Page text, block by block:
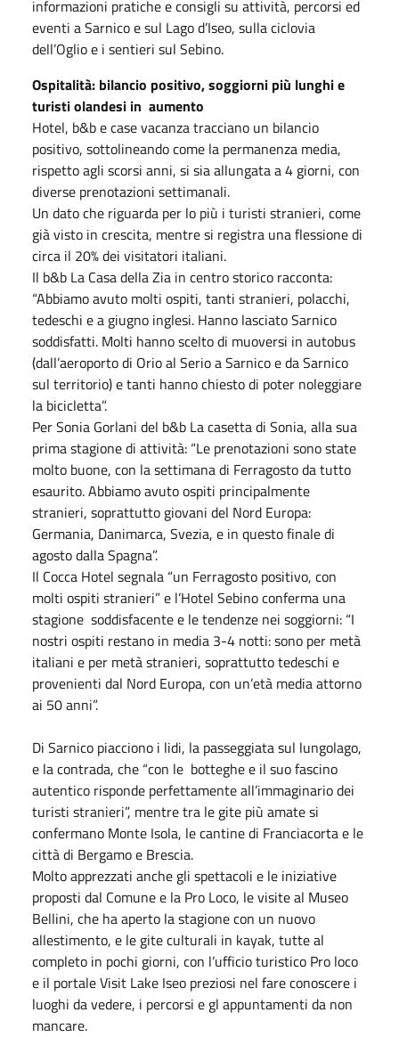
informazioni pratiche e consigli su attività, percorsi ed
eventi a Sarnico e sul Lago d’Iseo, sulla ciclovia
dell’Oglio e i sentieri sul Sebino.
Ospitalità: bilancio positivo, soggiorni più lunghi e
turisti olandesi in aumento
Hotel, b&b e case vacanza tracciano un bilancio
positivo, sottolineando come la permanenza media,
rispetto agli scorsi anni, si sia allungata a 4 giorni, con
diverse prenotazioni settimanali.
Un dato che riguarda per lo più i turisti stranieri, come
già visto in crescita, mentre si registra una flessione di
circa il 20% dei visitatori italiani.
Il b&b La Casa della Zia in centro storico racconta:
“Abbiamo avuto molti ospiti, tanti stranieri, polacchi,
tedeschi e a giugno inglesi. Hanno lasciato Sarnico
soddisfatti. Molti hanno scelto di muoversi in autobus
(dall’aeroporto di Orio al Serio a Sarnico e da Sarnico
sul territorio) e tanti hanno chiesto di poter noleggiare
la bicicletta”.
Per Sonia Gorlani del b&b La casetta di Sonia, alla sua
prima stagione di attività: “Le prenotazioni sono state
molto buone, con la settimana di Ferragosto da tutto
esaurito. Abbiamo avuto ospiti principalmente
stranieri, soprattutto giovani del Nord Europa:
Germania, Danimarca, Svezia, e in questo finale di
agosto dalla Spagna”.
Il Cocca Hotel segnala “un Ferragosto positivo, con
molti ospiti stranieri” e l’Hotel Sebino conferma una
stagione soddisfacente e le tendenze nei soggiorni: “I
nostri ospiti restano in media 3-4 notti: sono per metà
italiani e per metà stranieri, soprattutto tedeschi e
provenienti dal Nord Europa, con un’età media attorno
ai 50 anni”.
Di Sarnico piacciono i lidi, la passeggiata sul lungolago,
e la contrada, che “con le botteghe e il suo fascino
autentico risponde perfettamente all’immaginario dei
turisti stranieri”, mentre tra le gite più amate si
confermano Monte Isola, le cantine di Franciacorta e le
città di Bergamo e Brescia.
Molto apprezzati anche gli spettacoli e le iniziative
proposti dal Comune e la Pro Loco, le visite al Museo
Bellini, che ha aperto la stagione con un nuovo
allestimento, e le gite culturali in kayak, tutte al
completo in pochi giorni, con l’ufficio turistico Pro loco
e il portale Visit Lake Iseo preziosi nel fare conoscere i
luoghi da vedere, i percorsi e gl appuntamenti da non
mancare.